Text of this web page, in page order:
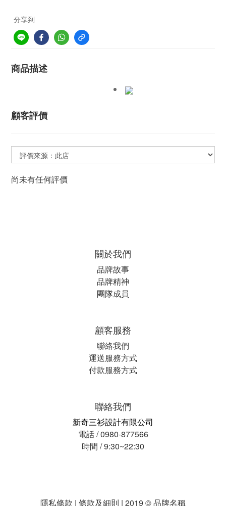
分享到
商品描述
顧客評價
尚未有任何評價
關於我們
品牌故事
品牌精神
團隊成員
顧客服務
聯絡我們
運送服務方式
付款服務方式
聯絡我們
新奇三衫設計有限公司
電話 / 0980-877566
時間 / 9:30~22:30
隱私條款 | 條款及細則 | 2019 © 品牌名稱